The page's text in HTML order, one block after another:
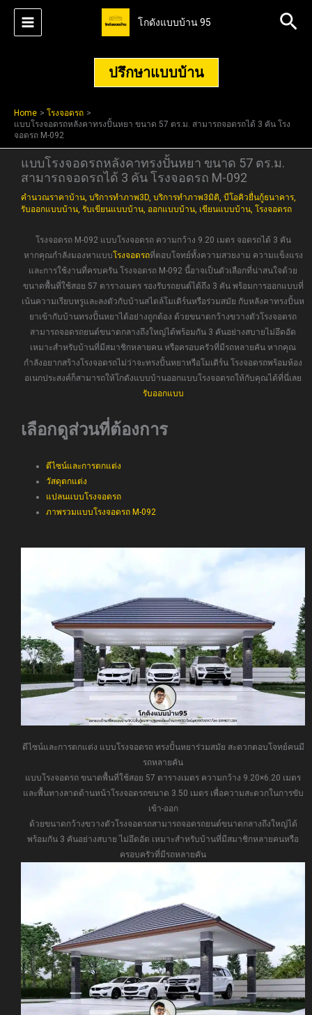
Skip
content
โกดังแบบบ้าน 95
ปรึกษาแบบบ้าน
Home
โรงจอดรถ
แบบโรงจอดรถหลังคาทรงปั้นหยา ขนาด 57 ตร.ม. สามารถจอดรถได้ 3 คัน โรง
จอดรถ M-092
แบบโรงจอดรถหลังคาทรงปั้นหยา ขนาด 57 ตร.ม.
สามารถจอดรถได้ 3 คัน โรงจอดรถ M-092
คำนวณราคาบ้าน, บริการทำภาพ3D, บริการทำภาพ3มิติ, บีโอคิวยื่นกู้ธนาคาร,
รับออกแบบบ้าน, รับเขียนแบบบ้าน, ออกแบบบ้าน, เขียนแบบบ้าน, โรงจอดรถ
โรงจอดรถ M-092 แบบโรงจอดรถ ความกว้าง 9.20 เมตร จอดรถได้ 3 คัน
หากคุณกำลังมองหาแบบโรงจอดรถที่ตอบโจทย์ทั้งความสวยงาม ความแข็งแรง
และการใช้งานที่ครบครัน โรงจอดรถ M-092 นี้อาจเป็นตัวเลือกที่น่าสนใจด้วย
ขนาดพื้นที่ใช้สอย 57 ตารางเมตร รองรับรถยนต์ได้ถึง 3 คัน พร้อมการออกแบบที่
เน้นความเรียบหรูและลงตัวกับบ้านสไตล์โมเดิร์นหรือร่วมสมัย กับหลังคาทรงปั้นห
ยาเข้ากับบ้านทรงปั้นหยาได้อย่างถูกต้อง ด้วยขนาดกว้างขวางตัวโรงจอดรถ
สามารถจอดรถยนต์ขนาดกลางถึงใหญ่ได้พร้อมกัน 3 คันอย่างสบายไม่อึดอัด
เหมาะสำหรับบ้านที่มีสมาชิกหลายคน หรือครอบครัวที่มีรถหลายคัน หากคุณ
กำลังอยากสร้างโรงจอดรถไม่ว่าจะทรงปั้นหยาหรือโมเดิร์น โรงจอดรถพร้อมห้อง
อเนกประสงค์ก็สามารถให้โกดังแบบบ้านออกแบบโรงจอดรถให้กับคุณได้ที่นี่เลย
รับออกแบบ
เลือกดูส่วนที่ต้องการ
ดีไซน์และการตกแต่ง
วัสดุตกแต่ง
แปลนแบบโรงจอดรถ
ภาพรวมแบบโรงจอดรถ M-092
ดีไซน์และการตกแต่ง แบบโรงจอดรถ ทรงปั้นหยาร่วมสมัย สะดวกตอบโจทย์คนมี
รถหลายคัน
แบบโรงจอดรถ ขนาดพื้นที่ใช้สอย 57 ตารางเมตร ความกว้าง 9.20×6.20 เมตร
และพื้นทางลาดด้านหน้าโรงจอดรถขนาด 3.50 เมตร เพื่อความสะดวกในการขับ
เข้า-ออก
ด้วยขนาดกว้างขวางตัวโรงจอดรถสามารถจอดรถยนต์ขนาดกลางถึงใหญ่ได้
พร้อมกัน 3 คันอย่างสบาย ไม่อึดอัด เหมาะสำหรับบ้านที่มีสมาชิกหลายคนหรือ
ครอบครัวที่มีรถหลายคัน